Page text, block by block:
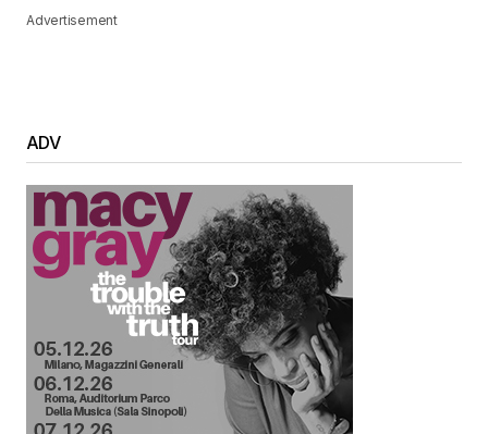
Advertisement
ADV